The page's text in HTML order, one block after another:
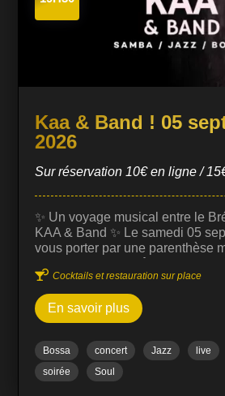
Kaa & Band ! 05
2026
Sur réservation 10€ en ligne /
✨ Un voyage musical entre le
KAA & Band ✨ Le samedi 05
vous porter par une parenthèse
Jazz Club Biarritz, en compagnie
chanteuse à la voix puissante,
profondément expressive, qui
instantanément dans l’âme de la
brésilienne. Artiste accomplie,
ouvert le concert de Bob Dylan
produite en tournée à travers
 Cocktails et restauration sur place
En savoir plus
Bossa concert Jazz live
soirée
Soul